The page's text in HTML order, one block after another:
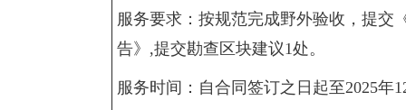
服务要求：按规范完成野外验收，提交
告》,提交勘查区块建议1处。
服务时间：自合同签订之日起至2025年